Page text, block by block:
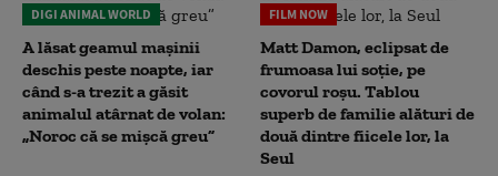
DIGI ANIMAL WORLD
A lăsat geamul mașinii
deschis peste noapte, iar
când s-a trezit a găsit
animalul atârnat de volan:
„Noroc că se mișcă greu”
FILM NOW
Matt Damon, eclipsat de
frumoasa lui soție, pe
covorul roșu. Tablou
superb de familie alături de
două dintre fiicele lor, la
Seul